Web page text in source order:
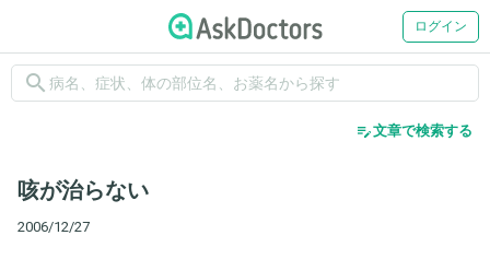
ログイン
search
edit_note文章で検索する
咳が治らない
2006/12/27